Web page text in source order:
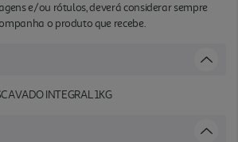
e/ou rótulos, deverá considerar sempre
o produto que recebe.
INTEGRAL 1KG